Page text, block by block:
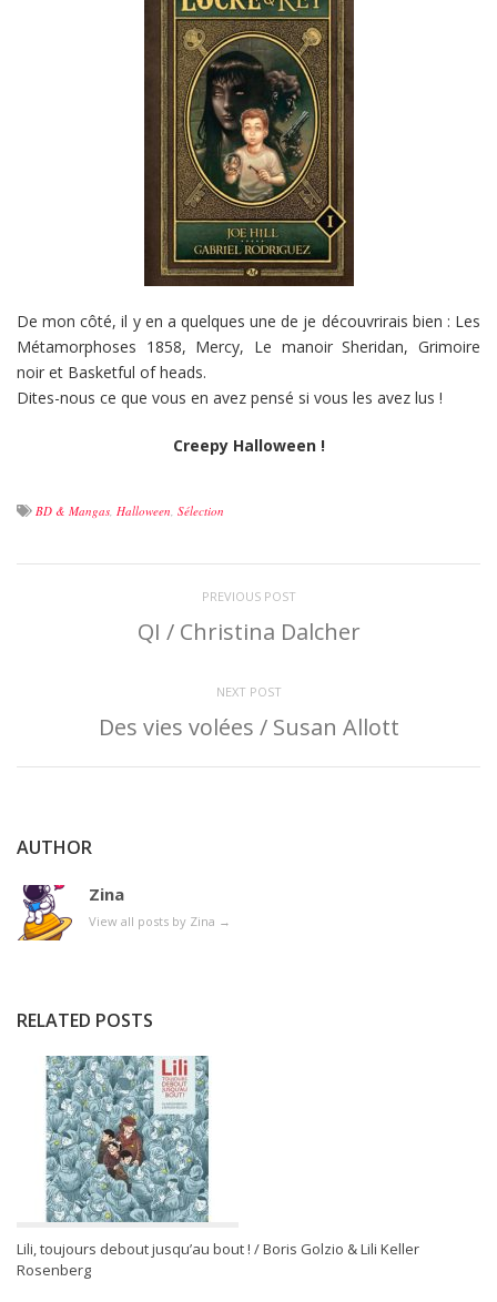
De mon côté, il y en a quelques une de je découvrirais bien : Les
Métamorphoses 1858, Mercy, Le manoir Sheridan, Grimoire
noir et Basketful of heads.
Dites-nous ce que vous en avez pensé si vous les avez lus !
Creepy Halloween !
BD & Mangas, Halloween, Sélection
PREVIOUS POST
QI / Christina Dalcher
NEXT POST
Des vies volées / Susan Allott
AUTHOR
Zina
View all posts by Zina →
RELATED POSTS
Lili, toujours debout jusqu’au bout ! / Boris Golzio & Lili Keller
Rosenberg